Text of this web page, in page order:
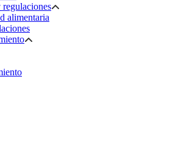
alimentaria